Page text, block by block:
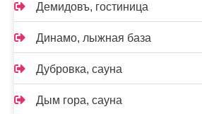
Демидовъ, гостиница
Динамо, лыжная база
Дубровка, сауна
Дым гора, сауна